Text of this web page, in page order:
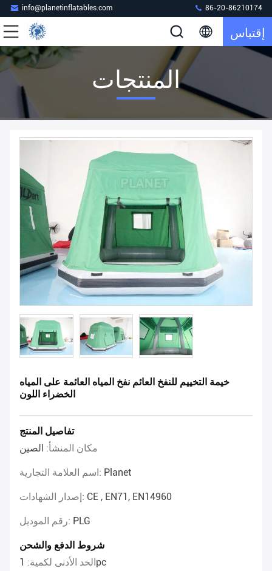
info@planetinflatables.com 86-20-86210174
إقتباس
المنتجات
خيمة التخييم للنفخ العائم نفخ المياه العائمة على المياه
الخضراء اللون
تفاصيل المنتج
مكان المنشأ: الصين
اسم العلامة التجارية: Planet
إصدار الشهادات: CE , EN71, EN14960
رقم الموديل: PLG
شروط الدفع والشحن
الحد الأدنى لكمية: 1pc